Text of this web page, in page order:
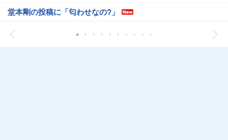
堂本剛の投稿に「匂わせなの?」